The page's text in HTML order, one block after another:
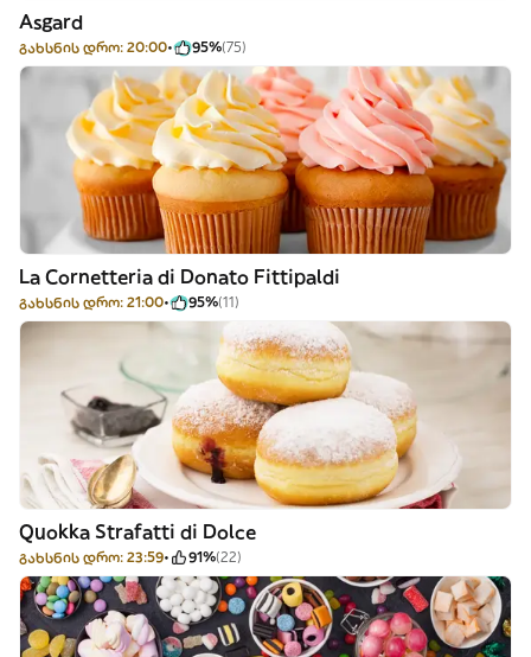
Asgard
გახსნის დრო: 20:00 95%(75)
La Cornetteria di Donato Fittipaldi
გახსნის დრო: 21:00 95%(11)
Quokka Strafatti di Dolce
გახსნის დრო: 23:59 91%(22)